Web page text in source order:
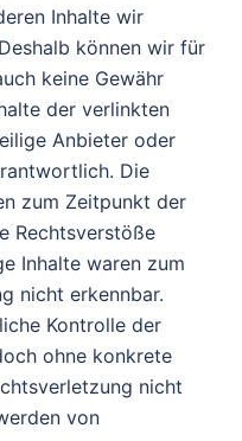
Inhalte wir
können wir für
keine Gewähr
der verlinkten
Anbieter oder
Die
zum Zeitpunkt der
Rechtsverstöße
Inhalte waren zum
nicht erkennbar.
Kontrolle der
ohne konkrete
nicht
von